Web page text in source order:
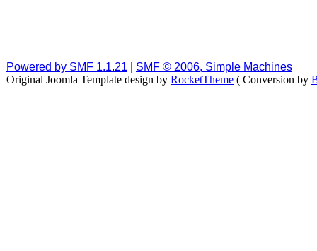
Powered by SMF 1.1.21
SMF © 2006, Simple Machines
Original Joomla Template design by RocketTheme ( Conversion by